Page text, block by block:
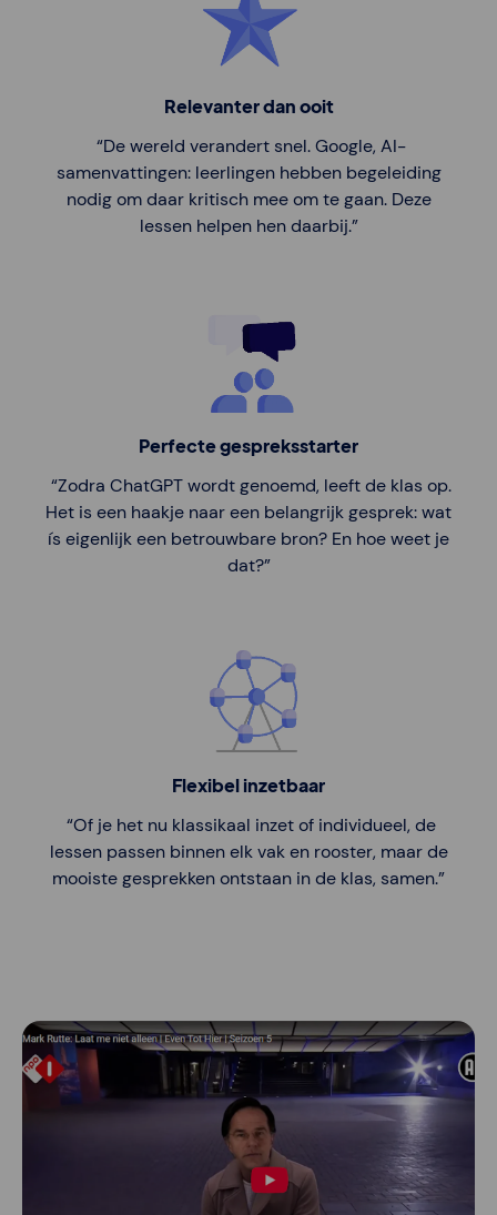
Relevanter dan ooit
“De wereld verandert snel. Google, AI-
samenvattingen: leerlingen hebben begeleiding
nodig om daar kritisch mee om te gaan. Deze
lessen helpen hen daarbij.”
Perfecte gespreksstarter
“Zodra ChatGPT wordt genoemd, leeft de klas op.
Het is een haakje naar een belangrijk gesprek: wat
ís eigenlijk een betrouwbare bron? En hoe weet je
dat?”
Flexibel inzetbaar
“Of je het nu klassikaal inzet of individueel, de
lessen passen binnen elk vak en rooster, maar de
mooiste gesprekken ontstaan in de klas, samen.”